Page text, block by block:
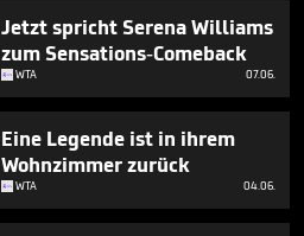
Jetzt spricht Serena Williams
zum Sensations-Comeback
WTA 07.06.
Eine Legende ist in ihrem
Wohnzimmer zurück
WTA 04.06.